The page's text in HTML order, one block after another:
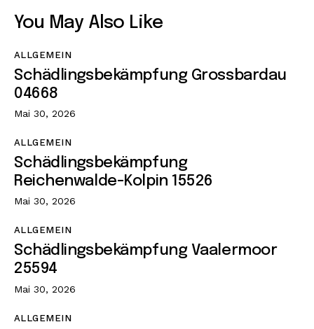
You May Also Like
ALLGEMEIN
Schädlingsbekämpfung Grossbardau
04668
Mai 30, 2026
ALLGEMEIN
Schädlingsbekämpfung
Reichenwalde-Kolpin 15526
Mai 30, 2026
ALLGEMEIN
Schädlingsbekämpfung Vaalermoor
25594
Mai 30, 2026
ALLGEMEIN